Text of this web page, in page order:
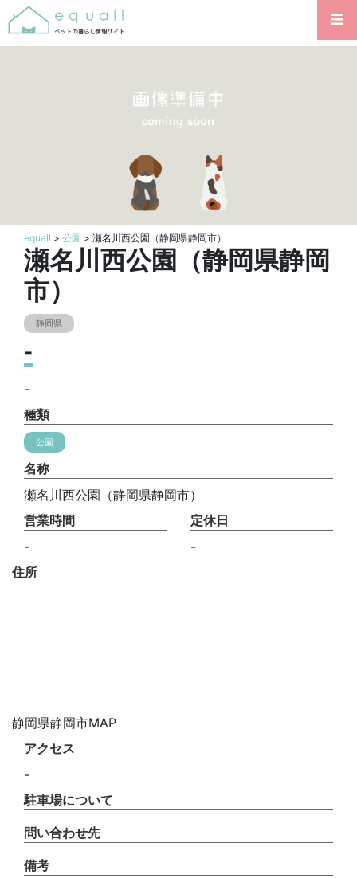
equall > 公園 > 瀬名川西公園（静岡県静岡市）
瀬名川西公園（静岡県静岡
市）
静岡県
-
-
種類
公園
名称
瀬名川西公園（静岡県静岡市）
営業時間
-
定休日
-
住所
静岡県静岡市MAP
アクセス
-
駐車場について
問い合わせ先
備考